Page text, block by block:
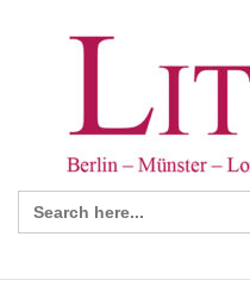
Search
for: